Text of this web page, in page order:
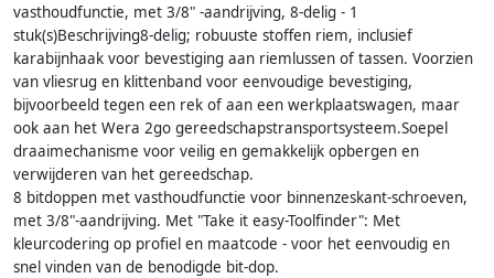
vasthoudfunctie, met 3/8" -aandrijving, 8-delig - 1
stuk(s)Beschrijving8-delig; robuuste stoffen riem, inclusief
karabijnhaak voor bevestiging aan riemlussen of tassen. Voorzien
van vliesrug en klittenband voor eenvoudige bevestiging,
bijvoorbeeld tegen een rek of aan een werkplaatswagen, maar
ook aan het Wera 2go gereedschapstransportsysteem.Soepel
draaimechanisme voor veilig en gemakkelijk opbergen en
verwijderen van het gereedschap.
8 bitdoppen met vasthoudfunctie voor binnenzeskant-schroeven,
met 3/8"-aandrijving. Met "Take it easy-Toolfinder": Met
kleurcodering op profiel en maatcode - voor het eenvoudig en
snel vinden van de benodigde bit-dop.